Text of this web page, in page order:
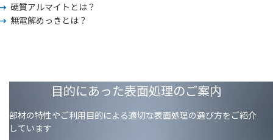
硬質アルマイトとは？
無電解めっきとは？
目的にあった表面処理のご案内
部材の特性やご利用目的による適切な表面処理の選び方をご紹介
しています